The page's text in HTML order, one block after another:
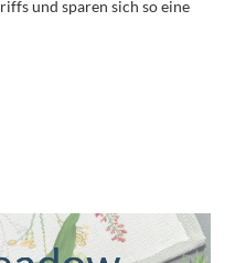
und sparen sich so eine